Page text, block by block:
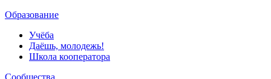
Образование
Учёба
Даёшь, молодежь!
Школа кооператора
Сообщества